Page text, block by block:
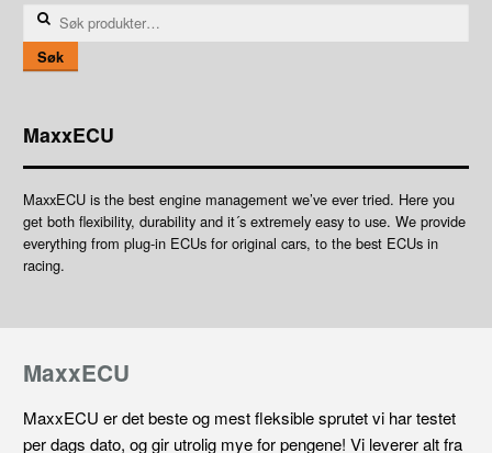
Søk
Søk
MaxxECU
MaxxECU is the best engine management we’ve ever tried. Here you
get both flexibility, durability and it´s extremely easy to use. We provide
everything from plug-in ECUs for original cars, to the best ECUs in
racing.
MaxxECU
MaxxECU er det beste og mest fleksible sprutet vi har testet
per dags dato, og gir utrolig mye for pengene! Vi leverer alt fra